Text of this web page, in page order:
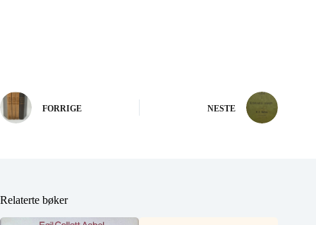
FORRIGE NESTE
Relaterte bøker